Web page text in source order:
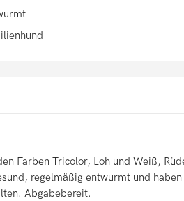
Farben Tricolor, Loh und Weiß,
regelmäßig entwurmt und
Abgabebereit.